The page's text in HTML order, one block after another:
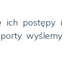
ich postępy i
wyślemy